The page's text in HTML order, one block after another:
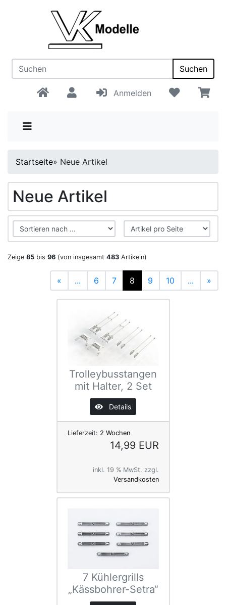
Suchen
Anmelden
Startseite» Neue Artikel
Neue Artikel
Zeige 85 bis 96 (von insgesamt 483 Artikeln)
« ... 6 7 8 9 10 ... »
Trolleybusstangen
mit Halter, 2 Set
Details
Lieferzeit: 2 Wochen
14,99 EUR
inkl. 19 % MwSt. zzgl.
Versandkosten
7 Kühlergrills
„Kässbohrer-Setra“